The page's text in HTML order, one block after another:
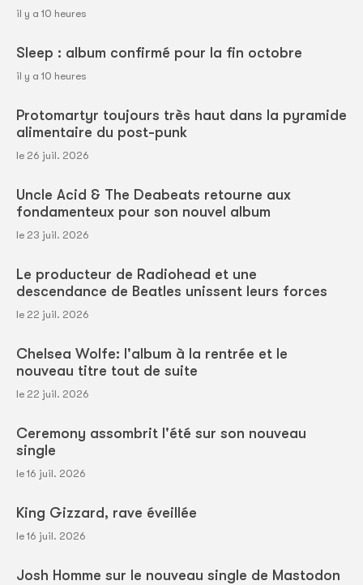
il y a 10 heures
Sleep : album confirmé pour la fin octobre
il y a 10 heures
Protomartyr toujours très haut dans la pyramide
alimentaire du post-punk
le 26 juil. 2026
Uncle Acid & The Deabeats retourne aux
fondamenteux pour son nouvel album
le 23 juil. 2026
Le producteur de Radiohead et une
descendance de Beatles unissent leurs forces
le 22 juil. 2026
Chelsea Wolfe: l'album à la rentrée et le
nouveau titre tout de suite
le 22 juil. 2026
Ceremony assombrit l'été sur son nouveau
single
le 16 juil. 2026
King Gizzard, rave éveillée
le 16 juil. 2026
Josh Homme sur le nouveau single de Mastodon